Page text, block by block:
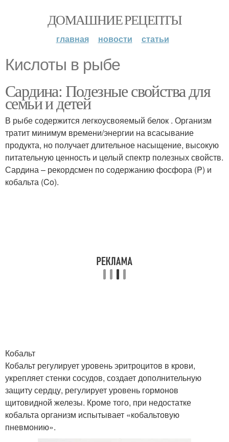
ДОМАШНИЕ РЕЦЕПТЫ
главная новости статьи
Кислоты в рыбе
Сардина: Полезные свойства для
семьи и детей
В рыбе содержится легкоусвояемый белок . Организм
тратит минимум времени/энергии на всасывание
продукта, но получает длительное насыщение, высокую
питательную ценность и целый спектр полезных свойств.
Сардина – рекордсмен по содержанию фосфора (P) и
кобальта (Co).
Кобальт
Кобальт регулирует уровень эритроцитов в крови,
укрепляет стенки сосудов, создает дополнительную
защиту сердцу, регулирует уровень гормонов
щитовидной железы. Кроме того, при недостатке
кобальта организм испытывает «кобальтовую
пневмонию».